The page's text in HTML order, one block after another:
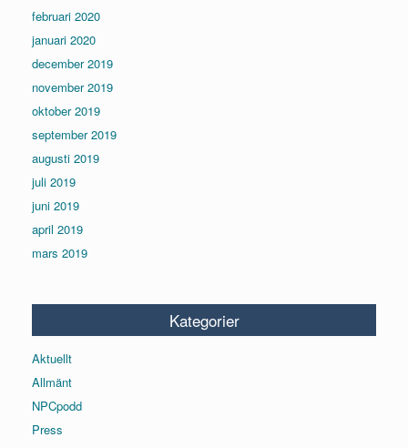
februari 2020
januari 2020
december 2019
november 2019
oktober 2019
september 2019
augusti 2019
juli 2019
juni 2019
april 2019
mars 2019
Kategorier
Aktuellt
Allmänt
NPCpodd
Press